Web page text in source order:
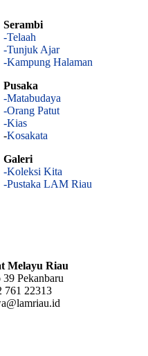
Serambi
-Telaah
-Tunjuk Ajar
-Kampung Halaman
Pusaka
-Matabudaya
-Orang Patut
-Kias
-Kosakata
Galeri
-Koleksi Kita
-Pustaka LAM Riau
Melayu Riau
Pekanbaru
761 22313